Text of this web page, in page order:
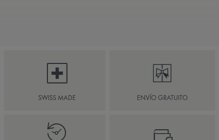
SWISS MADE ENVÍO GRATUITO